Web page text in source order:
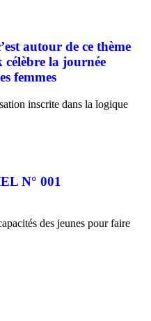
autour de ce thème
célèbre la journée
femmes
inscrite dans la logique
N° 001
des jeunes pour faire